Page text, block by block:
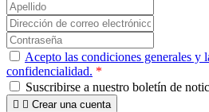
Acepto las condiciones generales y
confidencialidad. *
Suscribirse a nuestro boletín de
  Crear una cuenta